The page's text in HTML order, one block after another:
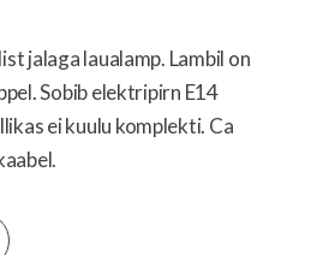
jalaga laualamp. Lambil on
Sobib elektripirn E14
ei kuulu komplekti. Ca